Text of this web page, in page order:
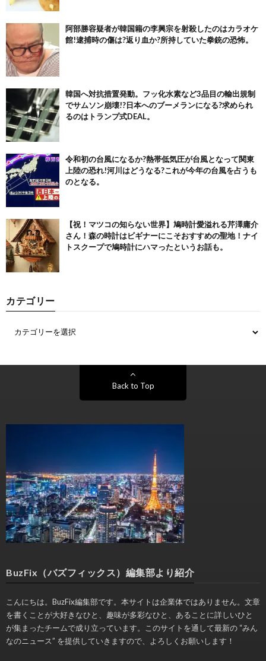
阿部勝容疑者が韓国籍の李興宗を射殺したのはカラオケ
館!逮捕時の傷は?返り血か?所持していた拳銃の恐怖。
韓国へ対抗措置発動。フッ化水素など3品目の輸出規制
でサムソン崩壊!?日本へのブーメランになる?求められ
るのはトランプ式DEAL。
令和初の台風になるか?熱帯低気圧が台風となって関東
上陸の恐れ!河川はどうなる?これが今年の台風を占うも
のとなる。
【祝！マツコの知らない世界】鳩時計愛溢れる芹澤庸介
さん！森の時計はビギナーにこそおすすめの聖地！ナイ
トスクープで鳩時計にハマったというお話も。
カテゴリー
Back to Top
BuzFix（バズフィックス）編集部より紹介
こんにちは。BuzFix編集部です。本サイトは企業体ではありません。文章
を書くことが大好きなひと、趣味が多彩なひと、あることに詳しいひと
が集まったチームで成り立っています。このサイトを通して最新の “みん
なのニュース” を提供していきますので、よろしくお願いします！